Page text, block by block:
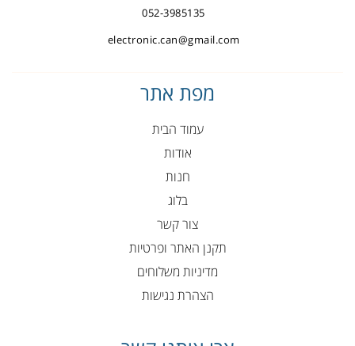
052-3985135
electronic.can@gmail.com
מפת אתר
עמוד הבית
אודות
חנות
בלוג
צור קשר
תקנן האתר ופרטיות
מדיניות משלוחים
הצהרת נגישות